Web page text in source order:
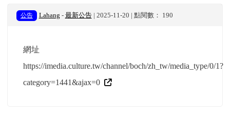
公告 Lahang - 最新公告| 2025-11-20 | 點閱數： 190
網址
https://imedia.culture.tw/channel/boch/zh_tw/media_type/0/1?
category=1441&ajax=0